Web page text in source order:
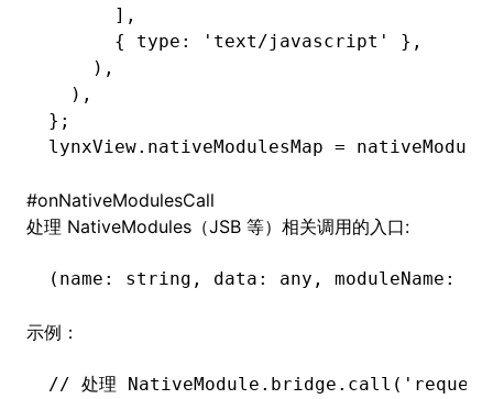
      ]
,
      { type
: 'text/javascript' } ,
    )
,
  )
,
};
lynxView.nativeModulesMap =
#onNativeModulesCall
处理 NativeModules（JSB 等）相关调用的入口:
(name : string , data : any , moduleName :
示例：
// 处理